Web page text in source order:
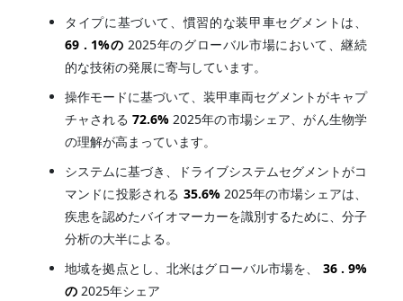
タイプに基づいて、慣習的な装甲車セグメントは、
69 . 1%の 2025年のグローバル市場において、継続
的な技術の発展に寄与しています。
操作モードに基づいて、装甲車両セグメントがキャプ
チャされる 72.6%2025年の市場シェア、がん生物学
の理解が高まっています。
システムに基づき、ドライブシステムセグメントがコ
マンドに投影される 35.6%2025年の市場シェアは、
疾患を認めたバイオマーカーを識別するために、分子
分析の大半による。
地域を拠点とし、北米はグローバル市場を、 36 .9%
の 2025年シェア